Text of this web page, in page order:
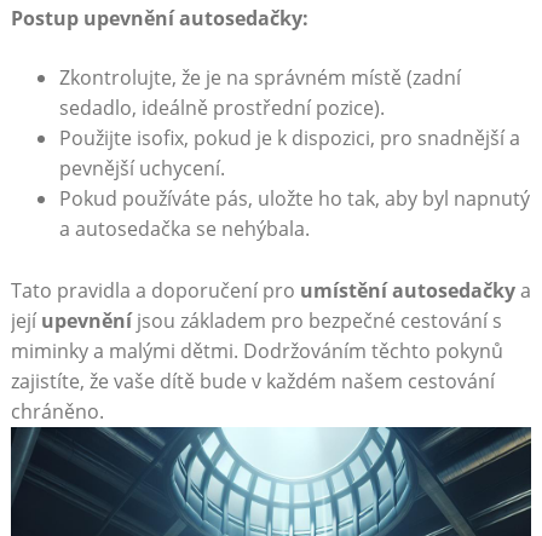
Postup upevnění autosedačky:
Zkontrolujte, že je na správném místě (zadní
sedadlo, ideálně prostřední pozice).
Použijte isofix, pokud je k dispozici, pro snadnější a
pevnější uchycení.
Pokud používáte pás, uložte ho tak, aby byl napnutý
a autosedačka se nehýbala.
Tato pravidla a doporučení pro umístění autosedačkya
jejíupevněníjsou základem pro bezpečné cestování s
miminky a malými dětmi. Dodržováním těchto pokynů
zajistíte, že vaše dítě bude v každém našem cestování
chráněno.